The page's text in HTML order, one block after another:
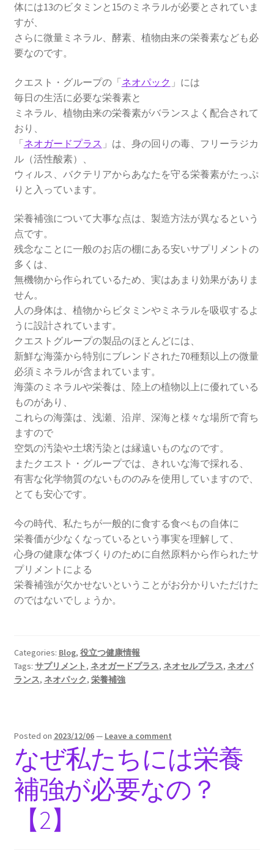
体には13のビタミンと15のミネラルが必要とされていま
すが、
さらに微量ミネラル、酵素、植物由来の栄養素なども必
要なのです。
クエスト・グループの「ネオパック 」には
毎日の生活に必要な栄養素と
ミネラル、植物由来の栄養素がバランスよく配合されて
おり、
「ネオガードプラス 」は、身の回りの毒、フリーラジカ
ル（活性酸素）、
ウィルス、バクテリアからあなたを守る栄養素がたっぷ
りと入っています。
栄養補強について大事な点は、製造方法が異なるという
点です。
残念なことに一般のお店の棚にある安いサプリメントの
多くは、
無機物から作られているため、実はあまり効果がありま
せん。
人の身体は、植物からビタミンやミネラルを吸収するよ
うに設計されています。
クエストグループの製品のほとんどには、
新鮮な海藻から特別にブレンドされた70種類以上の微量
必須ミネラルが含まれています。
海藻のミネラルや栄養は、陸上の植物以上に優れている
ものがあり、
これらの海藻は、浅瀬、沿岸、深海と様々な場所で育ち
ますので
空気の汚染や土壌汚染とは縁遠いものなのです。
またクエスト・グループでは、きれいな海で採れる、
有害な化学物質のないもののみを使用していますので、
とても安心です。
今の時代、私たちが一般的に食する食べもの自体に
栄養価が少なくなっているという事実を理解して、
心身の健康な体づくりのために自然原料から作られたサ
プリメントによる
栄養補強が欠かせないということがお分かりいただけた
のではないでしょうか。
Categories: Blog, 役立つ健康情報
Tags: サプリメント , ネオガードプラス, ネオセルプラス, ネオバ
ランス, ネオパック, 栄養補強
Posted on 2023/12/06— Leave a comment
なぜ私たちには栄養
補強が必要なの？
【2】